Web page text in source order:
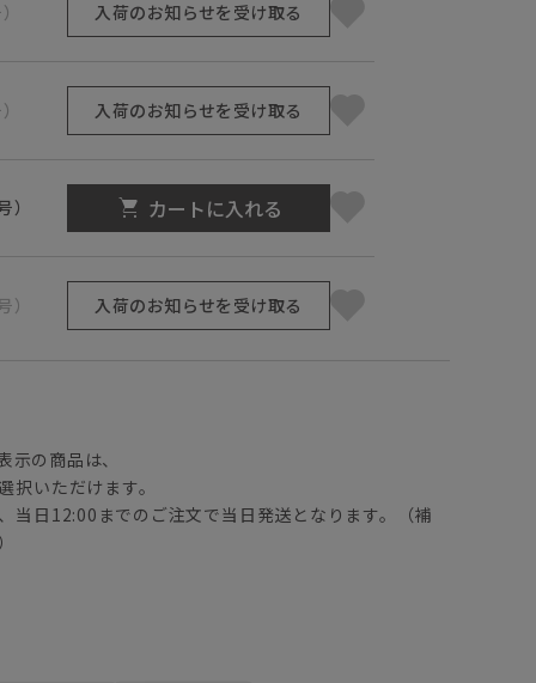
入荷のお知らせを受け取る
入荷のお知らせを受け取る
カートに入れる
入荷のお知らせを受け取る
示の商品は、
択いただけます。
当日12:00までのご注文で当日発送となります。（補